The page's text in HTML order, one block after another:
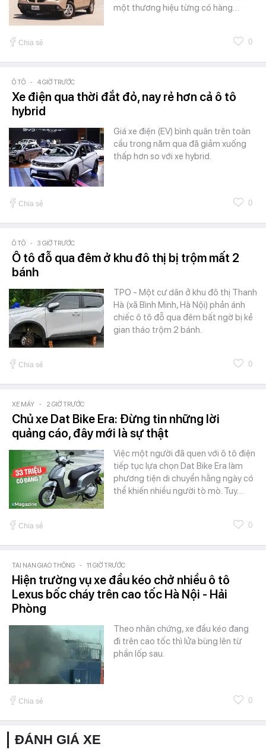
một thương hiệu từng có hàng…
Chia sẻ 0
Ô TÔ - 4 GIỜ TRƯỚC
Xe điện qua thời đắt đỏ, nay rẻ hơn cả ô tô
hybrid
Giá xe điện (EV) bình quân trên toàn
cầu trong năm qua đã giảm xuống
thấp hơn so với xe hybrid.
Chia sẻ 0
Ô TÔ - 3 GIỜ TRƯỚC
Ô tô đỗ qua đêm ở khu đô thị bị trộm mất 2
bánh
TPO - Một cư dân ở khu đô thị Thanh
Hà (xã Bình Minh, Hà Nội) phản ánh
chiếc ô tô đỗ qua đêm bất ngờ bị kẻ
gian tháo trộm 2 bánh.
Chia sẻ 0
XE MÁY - 2 GIỜ TRƯỚC
Chủ xe Dat Bike Era: Đừng tin những lời
quảng cáo, đây mới là sự thật
Việc một người đã quen với ô tô điện
tiếp tục lựa chọn Dat Bike Era làm
phương tiện di chuyển hằng ngày có
thể khiến nhiều người tò mò. Tuy…
Chia sẻ 0
TAI NẠN GIAO THÔNG - 11 GIỜ TRƯỚC
Hiện trường vụ xe đầu kéo chở nhiều ô tô
Lexus bốc cháy trên cao tốc Hà Nội - Hải
Phòng
Theo nhân chứng, xe đầu kéo đang
đi trên cao tốc thì lửa bùng lên từ
phần lốp sau.
Chia sẻ 0
ĐÁNH GIÁ XE